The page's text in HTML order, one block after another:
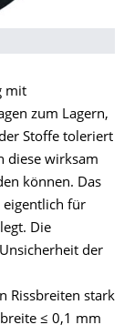
mit
zum Lagern,
Stoffe toleriert
diese wirksam
können. Das
eigentlich für
Die
der
Rissbreiten stark
≤ 0,1 mm